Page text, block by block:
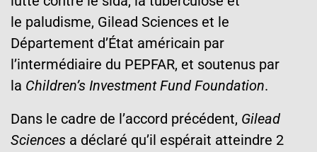
le paludisme, Gilead Sciences et le
Département d’État américain par
l’intermédiaire du PEPFAR, et soutenus par
la Children’s Investment Fund Foundation.
Dans le cadre de l’accord précédent, Gilead
Sciences a déclaré qu’il espérait atteindre 2